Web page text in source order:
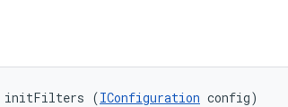
initFilters (IConfiguration config)